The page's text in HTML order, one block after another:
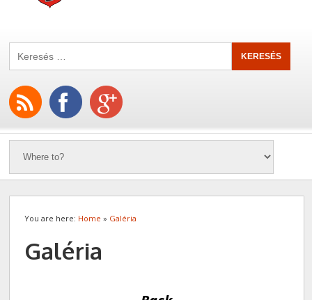
You are here: Home » Galéria
Galéria